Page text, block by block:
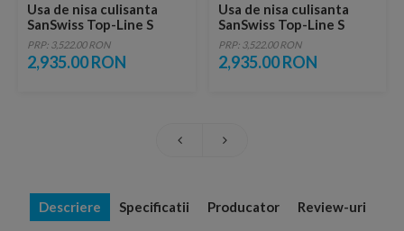
Usa de nisa culisanta
SanSwiss Top-Line S
TLS2, 120xH200 cm fara
profilul de jos, varianta
stanga
PRP: 3,522.00 RON
2,935.00 RON
Usa de nisa culisanta
SanSwiss Top-Line S
TLS2, 120xH200 cm fara
profilul de jos, varianta
dreapta
PRP: 3,522.00 RON
2,935.00 RON
Descriere Specificatii Producator Review-uri